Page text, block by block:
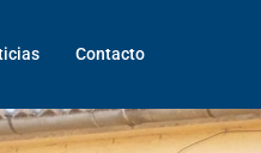
Contacto